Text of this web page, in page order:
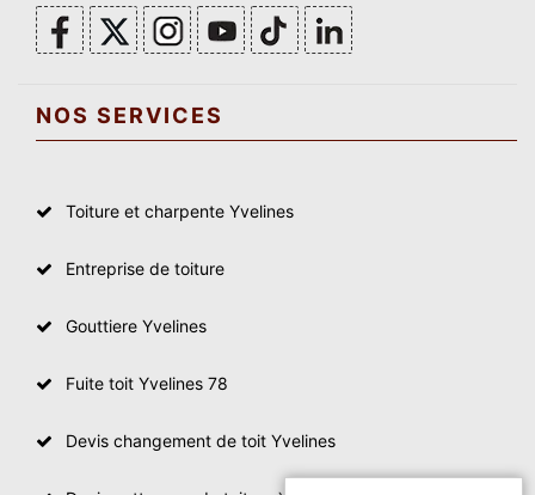
NOS SERVICES
Toiture et charpente Yvelines
Entreprise de toiture
Gouttiere Yvelines
Fuite toit Yvelines 78
Devis changement de toit Yvelines